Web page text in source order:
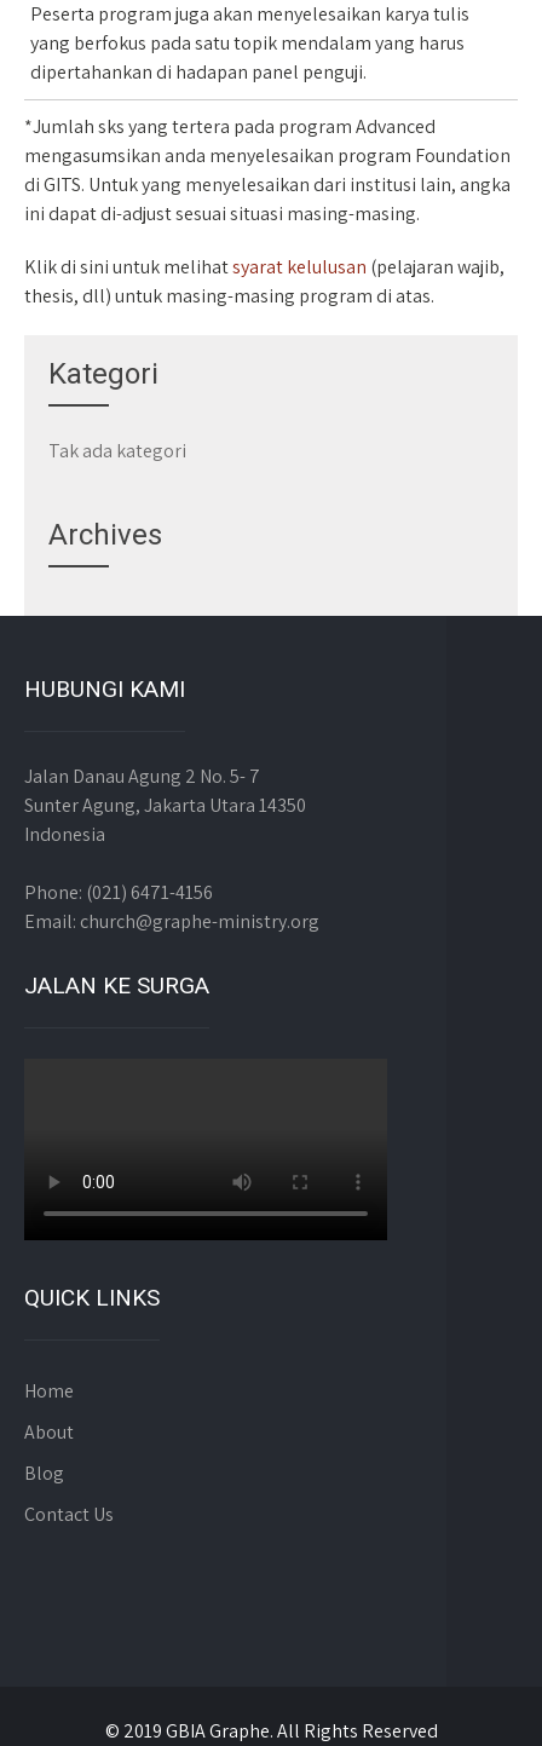
Peserta program juga akan menyelesaikan karya tulis
yang berfokus pada satu topik mendalam yang harus
dipertahankan di hadapan panel penguji.
*Jumlah sks yang tertera pada program Advanced
mengasumsikan anda menyelesaikan program Foundation
di GITS. Untuk yang menyelesaikan dari institusi lain, angka
ini dapat di-adjust sesuai situasi masing-masing.
Klik di sini untuk melihatsyarat kelulusan (pelajaran wajib,
thesis, dll) untuk masing-masing program di atas.
Kategori
Tak ada kategori
Archives
HUBUNGI KAMI
Jalan Danau Agung 2 No. 5- 7
Sunter Agung, Jakarta Utara 14350
Indonesia
Phone: (021) 6471-4156
Email: church@graphe-ministry.org
JALAN KE SURGA
QUICK LINKS
Home
About
Blog
Contact Us
© 2019 GBIA Graphe. All Rights Reserved